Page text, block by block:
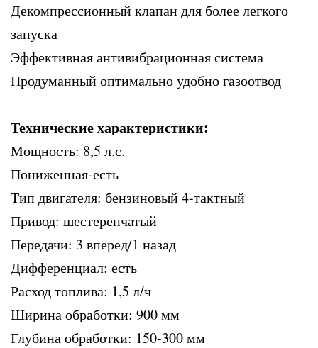
Декомпрессионный клапан для более легкого
запуска
Эффективная антивибрационная система
Продуманный оптимально удобно газоотвод
Технические характеристики:
Мощность: 8,5 л.с.
Пониженная-есть
Тип двигателя: бензиновый 4-тактный
Привод: шестеренчатый
Передачи: 3 вперед/1 назад
Дифференциал: есть
Расход топлива: 1,5 л/ч
Ширина обработки: 900 мм
Глубина обработки: 150-300 мм